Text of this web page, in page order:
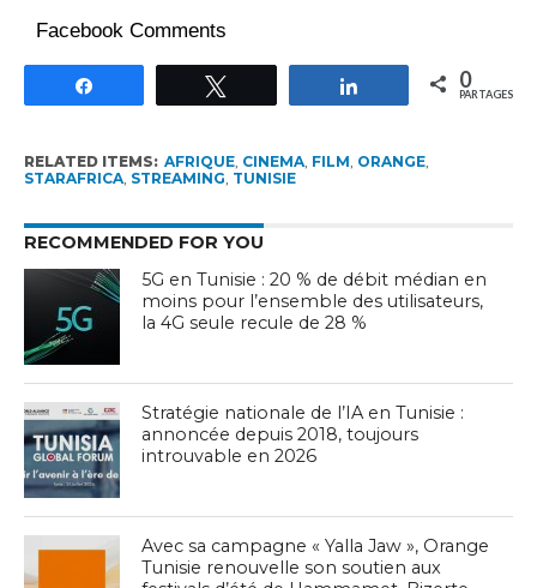
Facebook Comments
Partagez 0
PARTAGES
RELATED ITEMS: AFRIQUE, CINEMA, FILM, ORANGE,
STARAFRICA, STREAMING, TUNISIE
RECOMMENDED FOR YOU
5G en Tunisie : 20 % de débit médian en
moins pour l’ensemble des utilisateurs,
la 4G seule recule de 28 %
Stratégie nationale de l’IA en Tunisie :
annoncée depuis 2018, toujours
introuvable en 2026
Avec sa campagne « Yalla Jaw », Orange
Tunisie renouvelle son soutien aux